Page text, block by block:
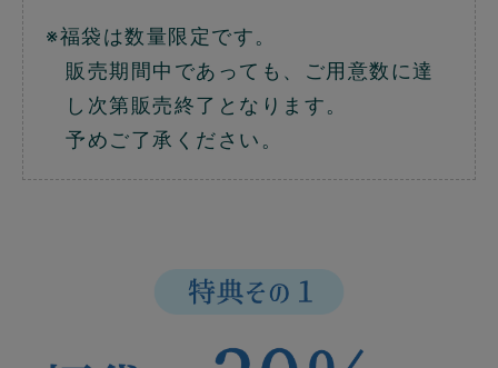
※福袋は数量限定です。
販売期間中であっても、ご用意数に達
し次第販売終了となります。
予めご了承ください。